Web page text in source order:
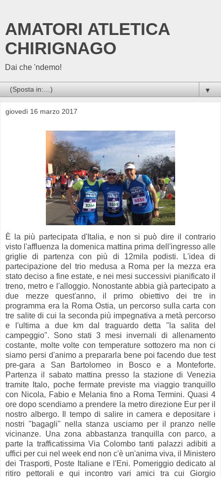
AMATORI ATLETICA
CHIRIGNAGO
Dai che 'ndemo!
▼
giovedì 16 marzo 2017
È la più partecipata d'Italia, e non si può dire il contrario
visto l'affluenza la domenica mattina prima dell'ingresso alle
griglie di partenza con più di 12mila podisti. L'idea di
partecipazione del trio medusa a Roma per la mezza era
stato deciso a fine estate, e nei mesi successivi pianificato il
treno, metro e l'alloggio. Nonostante abbia già partecipato a
due mezze quest'anno, il primo obiettivo dei tre in
programma era la Roma Ostia, un percorso sulla carta con
tre salite di cui la seconda più impegnativa a metà percorso
e l'ultima a due km dal traguardo detta "la salita del
campeggio". Sono stati 3 mesi invernali di allenamento
costante, molte volte con temperature sottozero ma non ci
siamo persi d'animo a prepararla bene poi facendo due test
pre-gara a San Bartolomeo in Bosco e a Monteforte.
Partenza il sabato mattina presso la stazione di Venezia
tramite Italo, poche fermate previste ma viaggio tranquillo
con Nicola, Fabio e Melania fino a Roma Termini. Quasi 4
ore dopo scendiamo a prendere la metro direzione Eur per il
nostro albergo. Il tempo di salire in camera e depositare i
nostri "bagagli" nella stanza usciamo per il pranzo nelle
vicinanze. Una zona abbastanza tranquilla con parco, a
parte la trafficatissima Via Colombo tanti palazzi adibiti a
uffici per cui nel week end non c'è un'anima viva, il Ministero
dei Trasporti, Poste Italiane e l'Eni. Pomeriggio dedicato al
ritiro pettorali e qui incontro vari amici tra cui Giorgio